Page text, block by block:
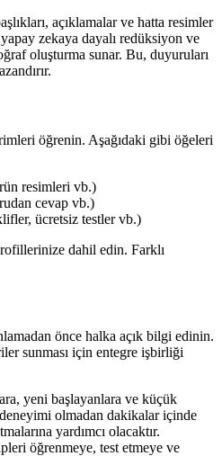
açıklamalar ve hatta resimler
yapay zekaya dayalı redüksiyon ve
oluşturma sunar. Bu, duyuruları
öğrenin. Aşağıdaki gibi öğeleri
resimleri vb.)
cevap vb.)
ücretsiz testler vb.)
dahil edin. Farklı
önce halka açık bilgi edinin.
sunması için entegre işbirliği
yeni başlayanlara ve küçük
olmadan dakikalar içinde
yardımcı olacaktır.
öğrenmeye, test etmeye ve